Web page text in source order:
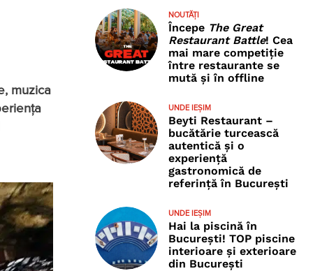
muzica
NOUTĂȚI
Începe The Great
Restaurant Battle! Cea
mai mare competiție
între restaurante se
mută și în offline
UNDE IEȘIM
Beyti Restaurant –
bucătărie turcească
autentică și o
experiență
gastronomică de
referință în București
UNDE IEȘIM
Hai la piscină în
București! TOP piscine
interioare și exterioare
din București